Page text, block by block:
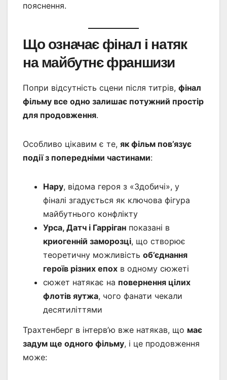
пояснення.
Що означає фінал і натяк
на майбутнє франшизи
Попри відсутність сцени після титрів, фінал
фільму все одно залишає потужний простір
для продовження.
Особливо цікавим є те, як фільм пов’язує
події з попередніми частинами:
Нару, відома героя з «Здобичі», у
фіналі згадується як ключова фігура
майбутнього конфлікту
Урса, Датч і Гарріган показані в
криогенній заморозці, що створює
теоретичну можливість об’єднання
героїв різних епох в одному сюжеті
сюжет натякає на повернення цілих
флотів яутжа, чого фанати чекали
десятиліттями
Трахтенберг в інтерв’ю вже натякав, що має
задум ще одного фільму, і це продовження
може: